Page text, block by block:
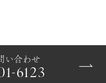
い合わせ
6123